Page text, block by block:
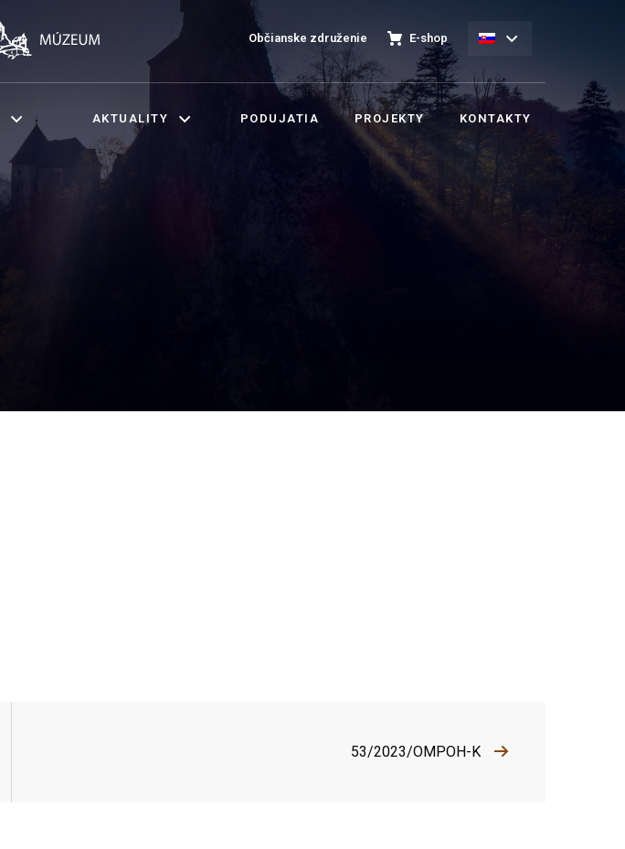
Občianske združenie E-shop
AKTUALITY PODUJATIA PROJEKTY KONTAKTY
53/2023/OMPOH-K